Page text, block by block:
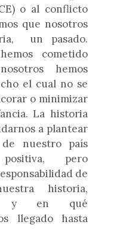
o al conflicto
que nosotros
un pasado.
cometido
hemos
el cual no se
o minimizar
La historia
a plantear
nuestro país
positiva, pero
de
historia,
y en qué
llegado hasta